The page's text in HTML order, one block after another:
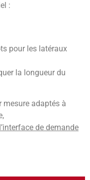
:
pour les latéraux
la longueur du
mesure adaptés à
de demande